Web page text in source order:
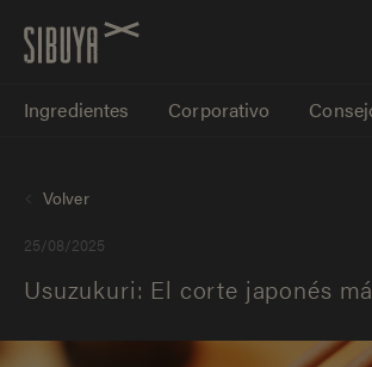
Ingredientes Corporativo
25/08/2025
Volver
Usuzukuri: El corte japonés